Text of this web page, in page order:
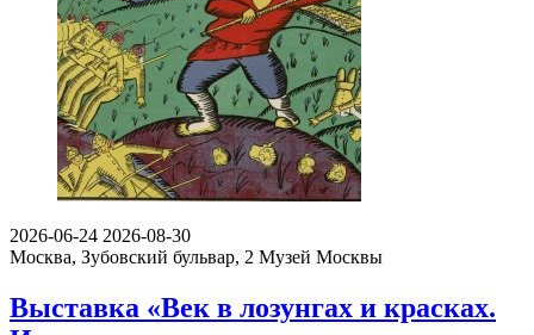
2026-07-09 2026-11-08
Москва, ул. Дольская, д.1 Музей-заповедник «Царицыно»
Выставка «Дача. Велосипед. Девушка»
С 9 июля по 8 ноября 2026 года в «Царицыне» пройдет
выставка «Дача. Велосипед. Девушка», приуроченная к 155-
https://schema.org/InStock
2026-07-31T09:53:00+03:00
482 1